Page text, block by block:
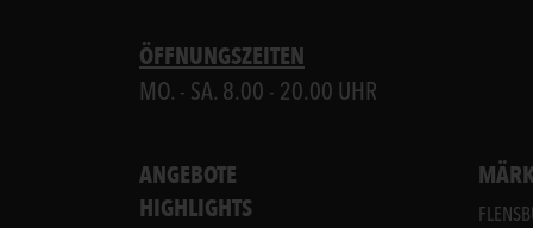
ÖFFNUNGSZEITEN
MO. - SA. 8.00 - 20.00 UHR
ANGEBOTE
HIGHLIGHTS